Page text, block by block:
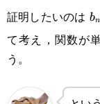
証明したいのは bn
て考え，関数が
う。